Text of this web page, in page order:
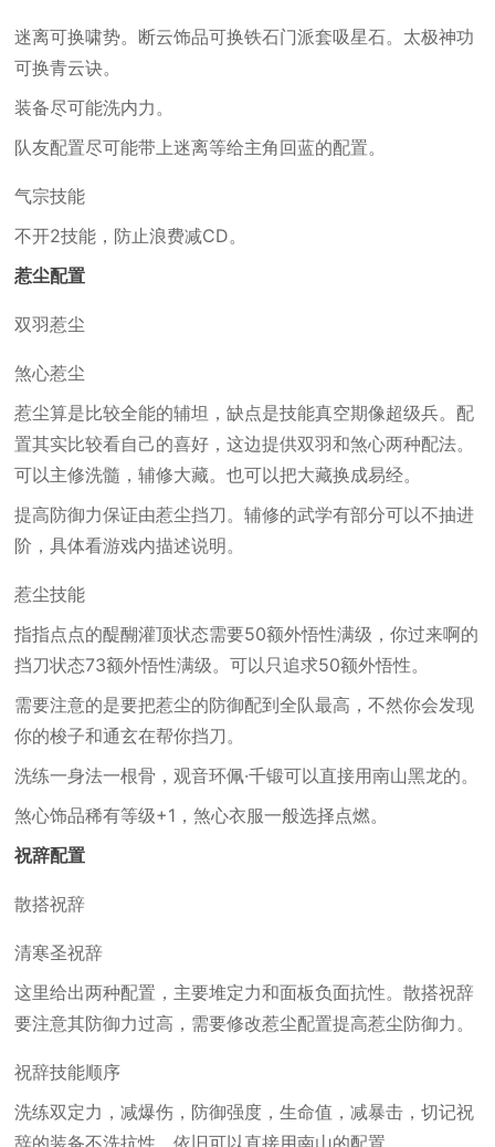
迷离可换啸势。断云饰品可换铁石门派套吸星石。太极神功
可换青云诀。
装备尽可能洗内力。
队友配置尽可能带上迷离等给主角回蓝的配置。
气宗技能
不开2技能，防止浪费减CD。
惹尘配置
双羽惹尘
煞心惹尘
惹尘算是比较全能的辅坦，缺点是技能真空期像超级兵。配
置其实比较看自己的喜好，这边提供双羽和煞心两种配法。
可以主修洗髓，辅修大藏。也可以把大藏换成易经。
提高防御力保证由惹尘挡刀。辅修的武学有部分可以不抽进
阶，具体看游戏内描述说明。
惹尘技能
指指点点的醍醐灌顶状态需要50额外悟性满级，你过来啊的
挡刀状态73额外悟性满级。可以只追求50额外悟性。
需要注意的是要把惹尘的防御配到全队最高，不然你会发现
你的梭子和通玄在帮你挡刀。
洗练一身法一根骨，观音环佩·千锻可以直接用南山黑龙的。
煞心饰品稀有等级+1，煞心衣服一般选择点燃。
祝辞配置
散搭祝辞
清寒圣祝辞
这里给出两种配置，主要堆定力和面板负面抗性。散搭祝辞
要注意其防御力过高，需要修改惹尘配置提高惹尘防御力。
祝辞技能顺序
洗练双定力，减爆伤，防御强度，生命值，减暴击，切记祝
辞的装备不洗抗性。依旧可以直接用南山的配置。